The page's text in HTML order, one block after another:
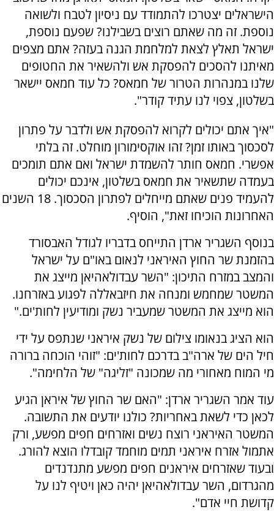
הישראלים יצטרכו להתמודד עם ניסיון לטבח ולשואה
נוספת. זה מה שאתם רוצים בשבילנו? שפעם נוספת,
ישראל תאלץ לצאת למלחמת הגנה בעזה? אתם מצפים
מאיתנו להסכים להפסקת אש ולהשאיר את החטופים
שלנו במנהרות הטרור של חמאס? כל עוד חמאס יישאר
בשלטון, צפוי לנו עתיד קודר".
"איך אתם יכולים לקרוא להפסקת אש ולדבר על פתרון
לסכסוך באותו זמן? זהו אוקסימורון מוחלט. זה בלתי
אפשרי. חמאס חותר להשמדת ישראל ואם אתם תומכים
בעמדה שתשאיר את חמאס בשלטון, אינכם יכולים
להעמיד פנים שאתם מייחלים לפתרון הסכסוך. 18 השנים
האחרונות הוכיחו זאת", הוסיף.
בנוסף השגריר ארדן התייחס בדבריו לגודל האבסורד
בהזמנת שר החוץ האיראני לנאום באו"ם על ישראל
והמצב במזרח התיכון: "השר עבדולאהיאן מייצג את
המשטר שמחמש ומנחה את חיזבאללה לפגוע באזרחנו.
הוא מייצג את המשטר שמעביר נשק ומודיעין לחות'ים."
הוא הציג בנאומו צילום של נשק איראני שנתפס על ידי
חיל הים של ארה"ב בדרכם לחות'ים: "זוהי הוכחה ברורה
מי המוח מאחורי מה שמכונה "זליגה" של הלחימה".
עוד אמר השגריר ארדן: "האם שר החוץ של איראן הגיע
לכאן כדי לשאת באחריות? כולנו יודעים את התשובה.
המשטר האיראני רוצח נשים ואזרחים חפים מפשע, ורק
אתמול אזרח איראני תמים מוחמד קובדלו הוצא להורג.
ובעוד שאזרחים איראנים חפים מפשע מתנדנדים
מהגרדום, השר עבדולאהיאן יהיה כאן ויטיף לנו על
קדושת חיי אדם".